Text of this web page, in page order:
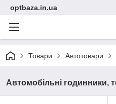
optbaza.in.ua
Товари Автотовари
Автомобільні годинники,